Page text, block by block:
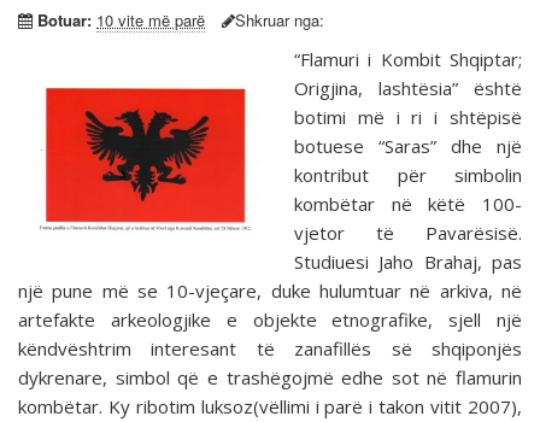
Botuar: 10 vite më parë Shkruar nga:
“Flamuri i Kombit Shqiptar;
Origjina, lashtësia” është
botimi më i ri i shtëpisë
botuese “Saras” dhe një
kontribut për simbolin
kombëtar në këtë 100-
vjetor të Pavarësisë.
Studiuesi Jaho Brahaj, pas
një pune më se 10-vjeçare, duke hulumtuar në arkiva, në
artefakte arkeologjike e objekte etnografike, sjell një
këndvështrim interesant të zanafillës së shqiponjës
dykrenare, simbol që e trashëgojmë edhe sot në flamurin
kombëtar. Ky ribotim luksoz(vëllimi i parë i takon vitit 2007),